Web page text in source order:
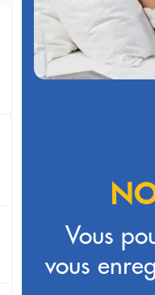
Vous
vous